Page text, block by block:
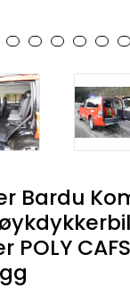
Bardu
POLY